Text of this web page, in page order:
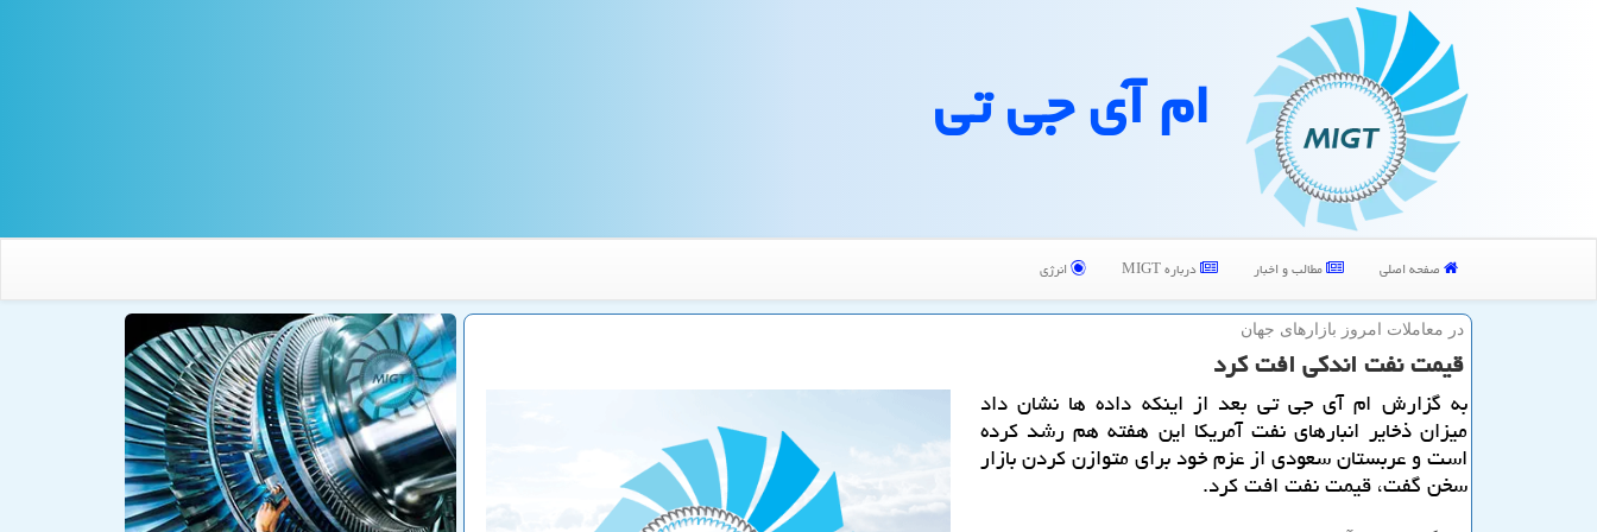
ام آی جی تی
صفحه اصلی مطالب و اخبار درباره MIGT انرژی
در معاملات امروز بازارهای جهان
قیمت نفت اندكی افت كرد
به گزارش ام آی جی تی بعد از اینكه داده ها نشان داد
میزان ذخایر انبارهای نفت آمریكا این هفته هم رشد كرده
است و عربستان سعودی از عزم خود برای متوازن كردن بازار
سخن گفت، قیمت نفت افت كرد.